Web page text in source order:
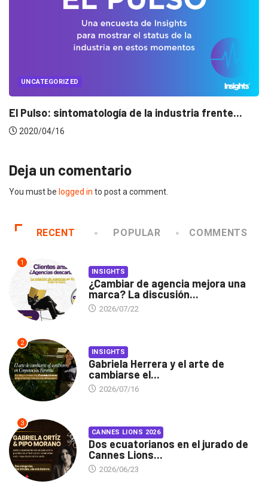
UNCATEGORIZED
Conectados en época de pausa
2020/04/14
Deja un comentario
You must be logged in to post a comment.
RECENT POPULAR COMMENTS
1
INSIGHTS
¿Cambiar de agencia mejora una
marca? La discusión...
2026/07/22
2
INSIGHTS
Gabriela Herrera y el arte de
cambiarse el...
2026/07/16
3
CANNES LIONS 2026
Dos ecuatorianos en el jurado de
Cannes Lions...
2026/06/23